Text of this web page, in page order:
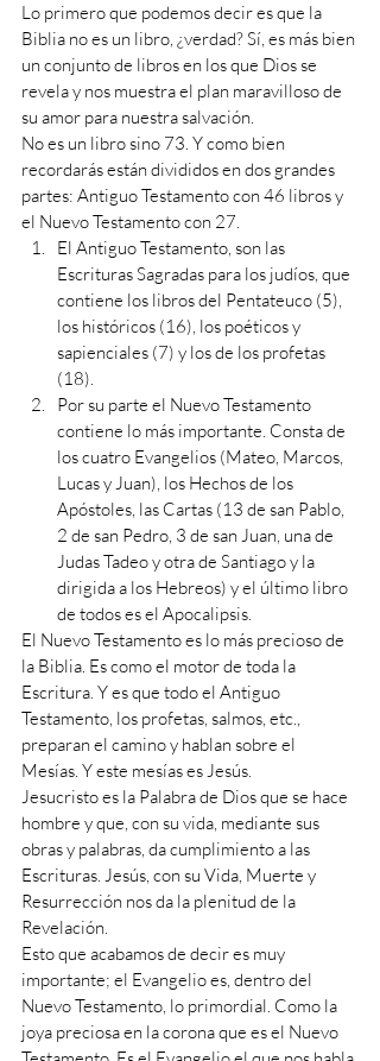
Lo primero que podemos decir es que la
Biblia no es un libro, ¿verdad? Sí, es más bien
un conjunto de libros en los que Dios se
revela y nos muestra el plan maravilloso de
su amor para nuestra salvación.
No es un libro sino 73. Y como bien
recordarás están divididos en dos grandes
partes: Antiguo Testamento con 46 libros y
el Nuevo Testamento con 27.
El Antiguo Testamento, son las
Escrituras Sagradas para los judíos, que
contiene los libros del Pentateuco (5),
los históricos (16), los poéticos y
sapienciales (7) y los de los profetas
(18).
Por su parte el Nuevo Testamento
contiene lo más importante. Consta de
los cuatro Evangelios (Mateo, Marcos,
Lucas y Juan), los Hechos de los
Apóstoles, las Cartas (13 de san Pablo,
2 de san Pedro, 3 de san Juan, una de
Judas Tadeo y otra de Santiago y la
dirigida a los Hebreos) y el último libro
de todos es el Apocalipsis.
El Nuevo Testamento es lo más precioso de
la Biblia. Es como el motor de toda la
Escritura. Y es que todo el Antiguo
Testamento, los profetas, salmos, etc.,
preparan el camino y hablan sobre el
Mesías. Y este mesías es Jesús.
Jesucristo es la Palabra de Dios que se hace
hombre y que, con su vida, mediante sus
obras y palabras, da cumplimiento a las
Escrituras. Jesús, con su Vida, Muerte y
Resurrección nos da la plenitud de la
Revelación.
Esto que acabamos de decir es muy
importante; el Evangelio es, dentro del
Nuevo Testamento, lo primordial. Como la
joya preciosa en la corona que es el Nuevo